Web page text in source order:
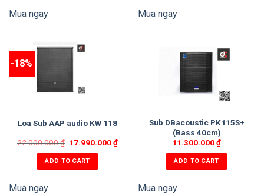
Mua ngay Mua ngay
-18%
Loa Sub AAP audio KW 118
22.000.000₫ 17.990.000₫
ADD TO CART
Mua ngay
Sub DBacoustic PK115S+
(Bass 40cm)
11.300.000₫
ADD TO CART
Mua ngay